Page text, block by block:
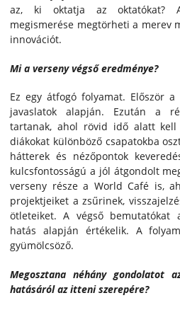
az, ki oktatja az oktatókat?
megismerése megtörheti a merev
innovációt.
Mi a verseny végső eredménye?
Ez egy átfogó folyamat. Először
javaslatok alapján. Ezután a
tartanak, ahol rövid idő alatt
diákokat különböző csapatokba
hátterek és nézőpontok
kulcsfontosságú a jól átgondolt
verseny része a World Café is,
projektjeiket a zsűrinek,
ötleteiket. A végső bemutatókat
hatás alapján értékelik. A
gyümölcsöző.
Megosztana néhány gondolatot
hatásáról az itteni szerepére?